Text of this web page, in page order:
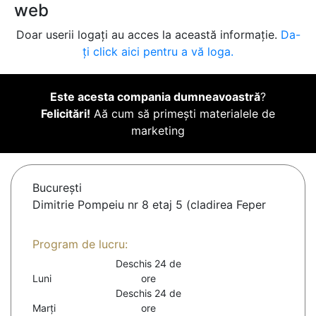
web
Doar userii logați au acces la această informație. Da-
ți click aici pentru a vă loga.
Este acesta compania dumneavoastră?
Felicitări! Aă cum să primești materialele de
marketing
Bucureşti
Dimitrie Pompeiu nr 8 etaj 5 (cladirea Feper
Program de lucru:
Luni
Deschis 24 de
ore
Marți
Deschis 24 de
ore